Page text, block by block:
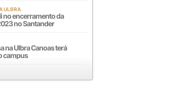
ULBRA
no encerramento da
no Santander
na Ulbra Canoas terá
campus